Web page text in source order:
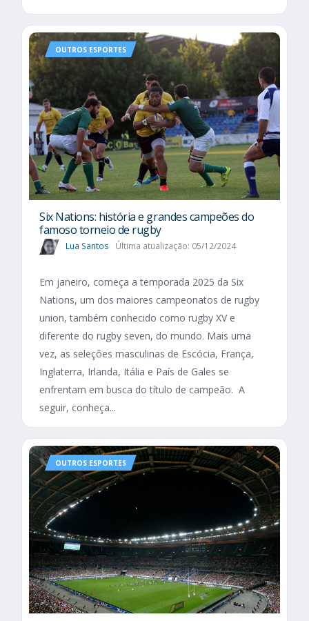
OUTROS ESPORTES
Six Nations​: história e grandes campeões do
famoso torneio de rugby
Lua Santos Última atualização: 05/12/2024
Em janeiro, começa a temporada 2025 da Six
Nations, um dos maiores campeonatos de rugby
union, também conhecido como rugby XV e
diferente do rugby seven, do mundo. Mais uma
vez, as seleções masculinas de Escócia, França,
Inglaterra, Irlanda, Itália e País de Gales se
enfrentam em busca do título de campeão. A
seguir, conheça...
OUTROS ESPORTES